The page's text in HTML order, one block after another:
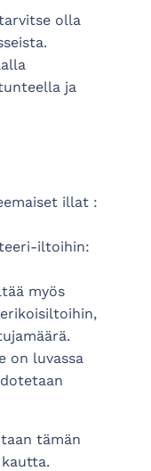
olla
ja
illat :
iltoihin:
myös
on luvassa
tämän